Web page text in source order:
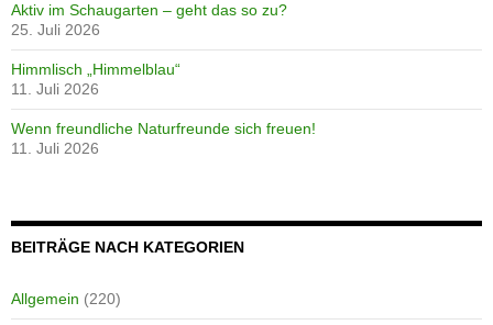
Aktiv im Schaugarten – geht das so zu?
25. Juli 2026
Himmlisch „Himmelblau“
11. Juli 2026
Wenn freundliche Naturfreunde sich freuen!
11. Juli 2026
BEITRÄGE NACH KATEGORIEN
Allgemein (220)